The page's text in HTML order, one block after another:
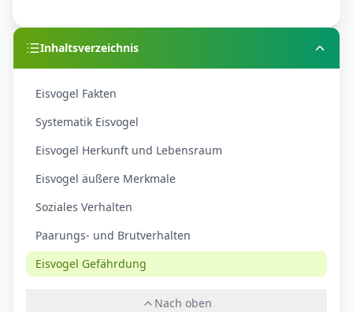
Inhaltsverzeichnis
Eisvogel Fakten
Systematik Eisvogel
Eisvogel Herkunft und Lebensraum
Eisvogel äußere Merkmale
Soziales Verhalten
Paarungs- und Brutverhalten
Eisvogel Gefährdung
Nach oben